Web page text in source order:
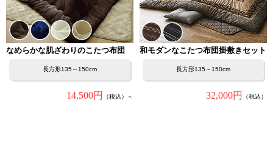
なめらかな肌ざわりのこたつ布団
長方形135～150cm
14,500円 （税込）～
和モダンなこたつ布団掛敷きセット
長方形135～150cm
32,000円 （税込）